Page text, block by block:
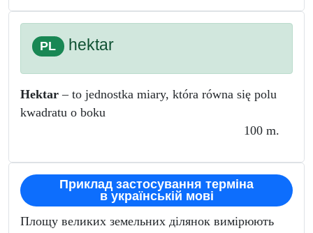
PL hektar
Hektar – to jednostka miary, która równa się polu
kwadratu o boku
100 m.
Приклад застосування терміна
в українській мові
Площу великих земельних ділянок вимірюють